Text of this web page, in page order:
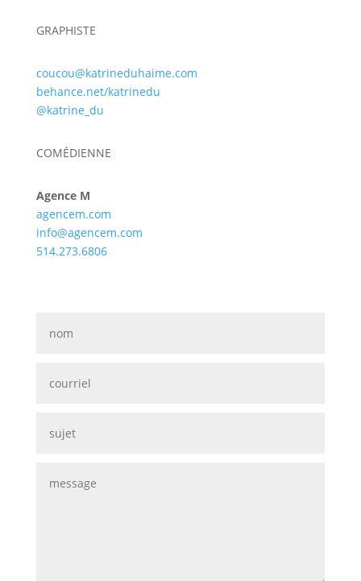
GRAPHISTE
coucou@katrineduhaime.com
behance.net/katrinedu
@katrine_du
COMÉDIENNE
Agence M
agencem.com
info@agencem.com
514.273.6806